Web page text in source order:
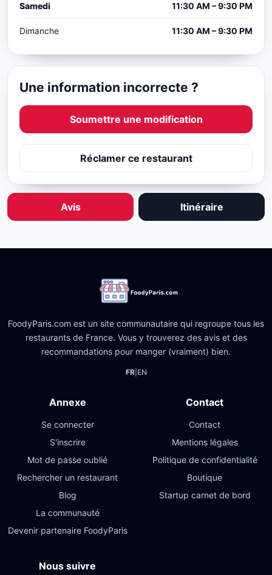
Samedi 11:30 AM – 9:30 PM
Dimanche 11:30 AM – 9:30 PM
Une information incorrecte ?
Soumettre une modification
Réclamer ce restaurant
Avis Itinéraire
FoodyParis.com est un site communautaire qui regroupe tous les
restaurants de France. Vous y trouverez des avis et des
recommandations pour manger (vraiment) bien.
FR| EN
Annexe
Se connecter
S'inscrire
Mot de passe oublié
Rechercher un restaurant
Blog
La communauté
Devenir partenaire FoodyParis
Contact
Contact
Mentions légales
Politique de confidentialité
Boutique
Startup carnet de bord
Nous suivre